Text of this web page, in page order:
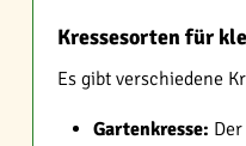
Kressesorten für
Es gibt verschiedene
Gartenkresse: